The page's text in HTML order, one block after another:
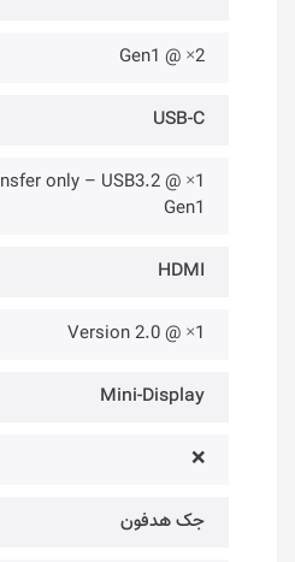
2× @ Gen1
USB-C
only – USB3.2
Gen1
HDMI
1× @ Version 2.0
Mini-Display
❌
جک هدفون